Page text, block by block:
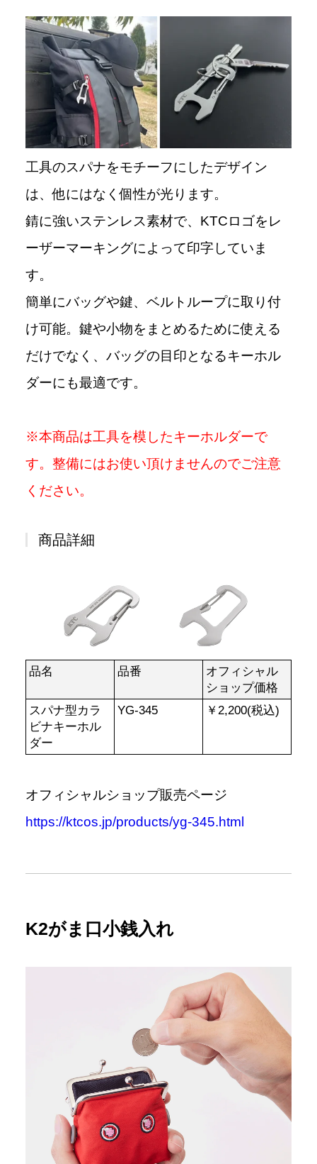
工具のスパナをモチーフにしたデザイン
は、他にはなく個性が光ります。
錆に強いステンレス素材で、KTCロゴをレ
ーザーマーキングによって印字していま
す。
簡単にバッグや鍵、ベルトループに取り付
け可能。鍵や小物をまとめるために使える
だけでなく、バッグの目印となるキーホル
ダーにも最適です。
※本商品は工具を模したキーホルダーで
す。整備にはお使い頂けませんのでご注意
ください。
商品詳細
品名 品番
オフィシャル
ショップ価格
スパナ型カラ
ビナキーホル
ダー
YG-345 ￥2,200(税込)
オフィシャルショップ販売ページ
https://ktcos.jp/products/yg-345.html
K2がま口小銭入れ